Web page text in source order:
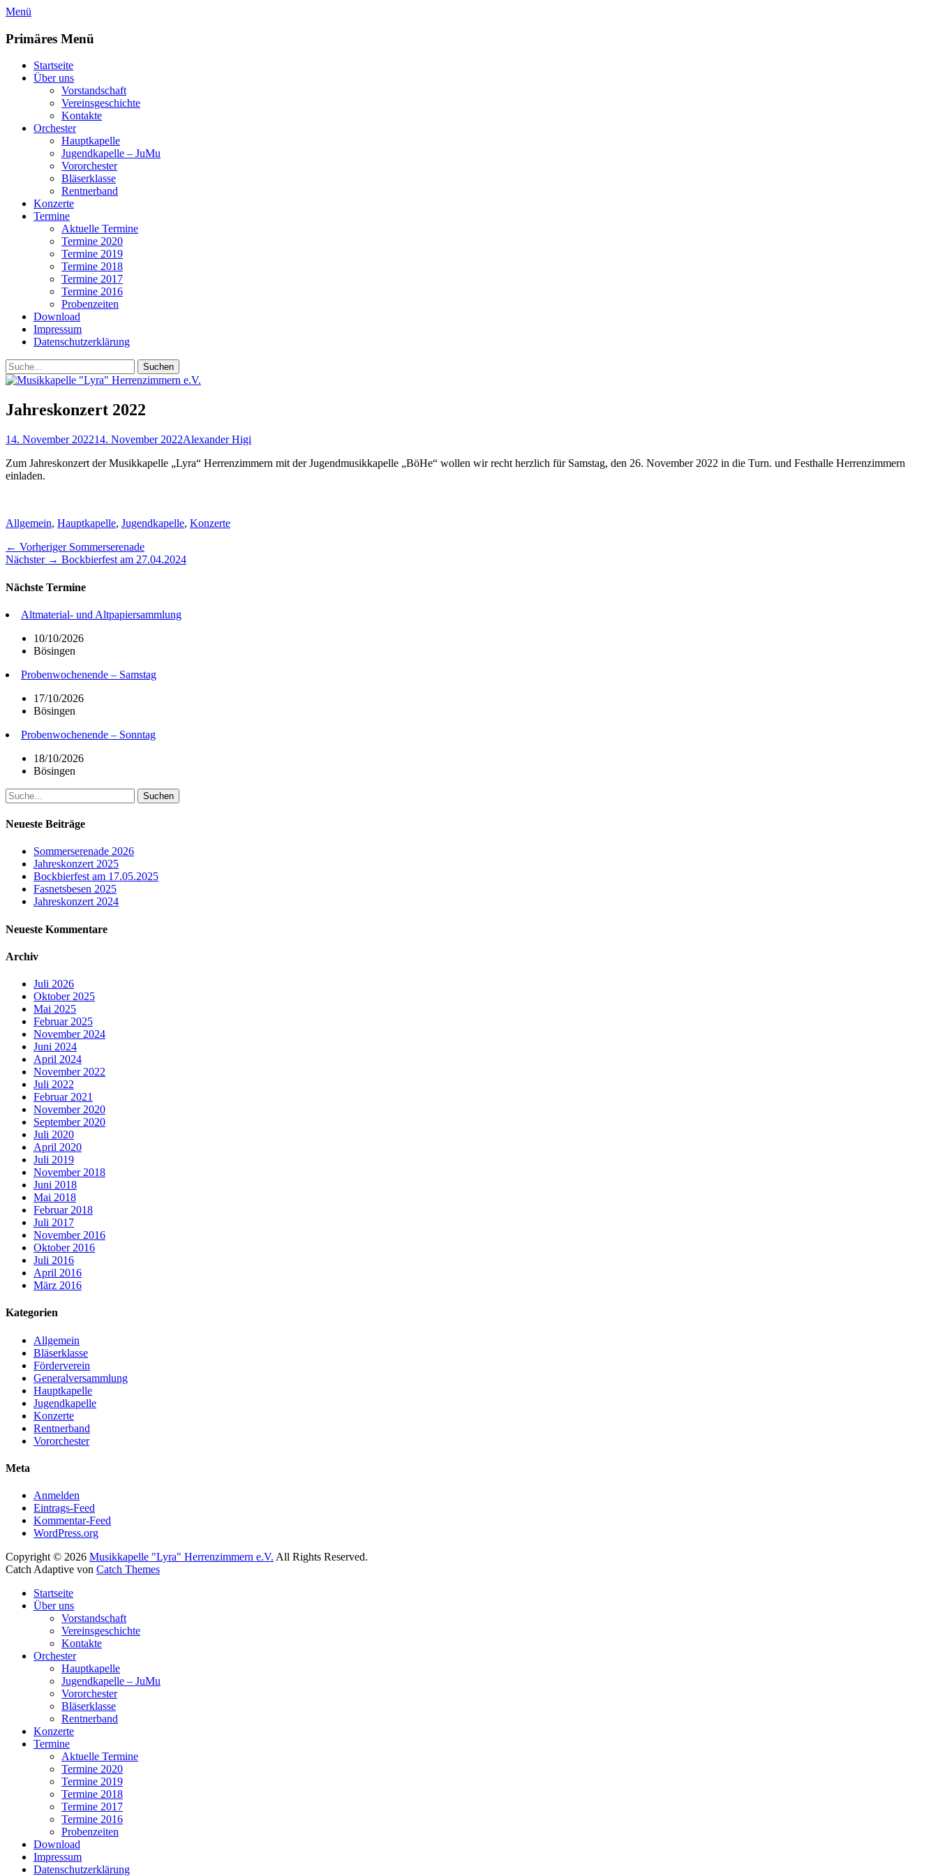
Zum
springen
Menü
Primäres Menü
Startseite
Über uns
Vorstandschaft
Vereinsgeschichte
Kontakte
Orchester
Hauptkapelle
Jugendkapelle – JuMu
Vororchester
Bläserklasse
Rentnerband
Konzerte
Termine
Aktuelle Termine
Termine 2020
Termine 2019
Termine 2018
Termine 2017
Termine 2016
Probenzeiten
Download
Impressum
Datenschutzerklärung
Suchen
Suchen
nach:
Jahreskonzert 2022
Posted
14. November 202214. November 2022Autor
Alexander Higi
Zum Jahreskonzert der Musikkapelle „Lyra“ Herrenzimmern mit der Jugendmusikkapelle „BöHe“ wollen wir recht herzlich für Samstag, den 26. November 2022 in die Turn. und Festhalle Herrenzimmern
einladen.
Kategorien
Allgemein, Hauptkapelle, Jugendkapelle, Konzerte
Beitragsnavigation
← Vorheriger Vorheriger
Beitrag:
Sommerserenade
Nächster → Nächster
Bockbierfest am 27.04.2024
Nächste Termine
Altmaterial- und Altpapiersammlung
10/10/2026
Bösingen
Probenwochenende – Samstag
17/10/2026
Bösingen
Probenwochenende – Sonntag
18/10/2026
Bösingen
Suchen
nach:
Neueste Beiträge
Sommerserenade 2026
Jahreskonzert 2025
Bockbierfest am 17.05.2025
Fasnetsbesen 2025
Jahreskonzert 2024
Neueste Kommentare
Archiv
Juli 2026
Oktober 2025
Mai 2025
Februar 2025
November 2024
Juni 2024
April 2024
November 2022
Juli 2022
Februar 2021
November 2020
September 2020
Juli 2020
April 2020
Juli 2019
November 2018
Juni 2018
Mai 2018
Februar 2018
Juli 2017
November 2016
Oktober 2016
Juli 2016
April 2016
März 2016
Kategorien
Allgemein
Bläserklasse
Förderverein
Generalversammlung
Hauptkapelle
Jugendkapelle
Konzerte
Rentnerband
Vororchester
Meta
Anmelden
Eintrags-Feed
Kommentar-Feed
WordPress.org
Copyright © 2026 Musikkapelle "Lyra" Herrenzimmern e.V. All Rights Reserved.
Catch Adaptive von Catch Themes
oben
scrollen
Startseite
Über uns
Vorstandschaft
Vereinsgeschichte
Kontakte
Orchester
Hauptkapelle
Jugendkapelle – JuMu
Vororchester
Bläserklasse
Rentnerband
Konzerte
Termine
Aktuelle Termine
Termine 2020
Termine 2019
Termine 2018
Termine 2017
Termine 2016
Probenzeiten
Download
Impressum
Datenschutzerklärung